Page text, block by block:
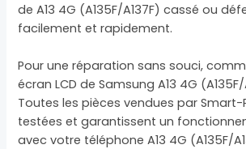
de A13 4G (A135F/A137F) cassé ou
facilement et rapidement.
Pour une réparation sans souci,
écran LCD de Samsung A13 4G (A135F/
Toutes les pièces vendues par
testées et garantissent un
avec votre téléphone A13 4G (A135F/